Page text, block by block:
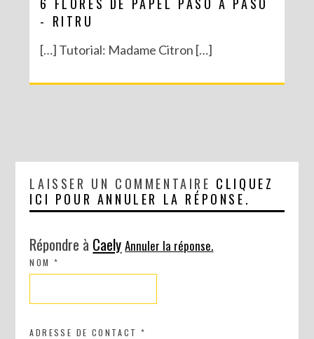
- RITRU
[…] Tutorial: Madame Citron […]
LAISSER UN COMMENTAIRE CLIQUEZ
ICI POUR ANNULER LA RÉPONSE.
Répondre à Caely Annuler la réponse.
NOM*
ADRESSE DE CONTACT*